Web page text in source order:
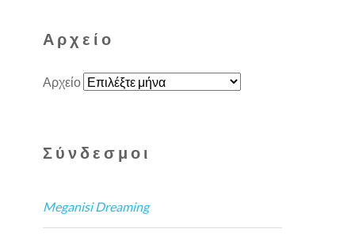
Αρχείο
Αρχείο
Σύνδεσμοι
Meganisi Dreaming